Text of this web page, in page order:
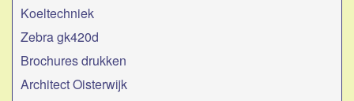
Koeltechniek
Zebra gk420d
Brochures drukken
Architect Oisterwijk